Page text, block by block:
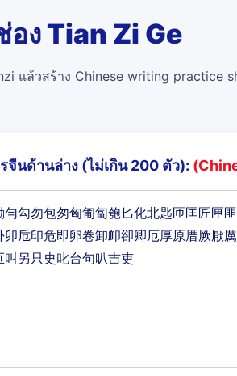
อง Tian Zi Ge
แล้วสร้าง Chinese writing practice
จีนด้านล่าง (ไม่เกิน 200 ตัว):